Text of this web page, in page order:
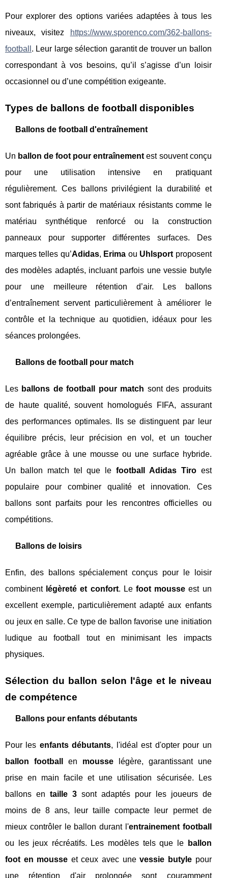
Pour explorer des options variées adaptées à tous les
niveaux, visitez
https://www.sporenco.com/362-ballons-
football . Leur large sélection garantit de trouver un ballon
correspondant à vos besoins, qu’il s’agisse d’un loisir
occasionnel ou d’une compétition exigeante.
Types de ballons de football disponibles
Ballons de football d'entraînement
Un ballon de foot pour entraînement est souvent conçu
pour une utilisation intensive en pratiquant
régulièrement. Ces ballons privilégient la durabilité et
sont fabriqués à partir de matériaux résistants comme le
matériau synthétique renforcé ou la construction
panneaux pour supporter différentes surfaces. Des
marques telles qu’Adidas, Erima ou Uhlsport proposent
des modèles adaptés, incluant parfois une vessie butyle
pour une meilleure rétention d’air. Les ballons
d’entraînement servent particulièrement à améliorer le
contrôle et la technique au quotidien, idéaux pour les
séances prolongées.
Ballons de football pour match
Les ballons de football pour match sont des produits
de haute qualité, souvent homologués FIFA, assurant
des performances optimales. Ils se distinguent par leur
équilibre précis, leur précision en vol, et un toucher
agréable grâce à une mousse ou une surface hybride.
Un ballon match tel que lefootball Adidas Tiroest
populaire pour combiner qualité et innovation. Ces
ballons sont parfaits pour les rencontres officielles ou
compétitions.
Ballons de loisirs
Enfin, des ballons spécialement conçus pour le loisir
combinent légèreté et confort. Lefoot mousse est un
excellent exemple, particulièrement adapté aux enfants
ou jeux en salle. Ce type de ballon favorise une initiation
ludique au football tout en minimisant les impacts
physiques.
Sélection du ballon selon l'âge et le niveau
de compétence
Ballons pour enfants débutants
Pour les enfants débutants, l'idéal est d'opter pour un
ballon football
en mousselégère, garantissant une
prise en main facile et une utilisation sécurisée. Les
ballons en taille 3sont adaptés pour les joueurs de
moins de 8 ans, leur taille compacte leur permet de
mieux contrôler le ballon durant l'entrainement football
ou les jeux récréatifs. Les modèles tels que le
ballon
foot en mousse et ceux avec unevessie butylepour
une rétention d'air prolongée sont couramment